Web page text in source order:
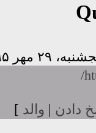
دادن | والد ]